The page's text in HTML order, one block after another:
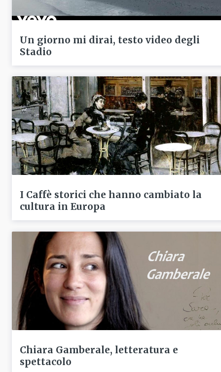
Un giorno mi dirai, testo video degli
Stadio
I Caffè storici che hanno cambiato la
cultura in Europa
Chiara Gamberale, letteratura e
spettacolo